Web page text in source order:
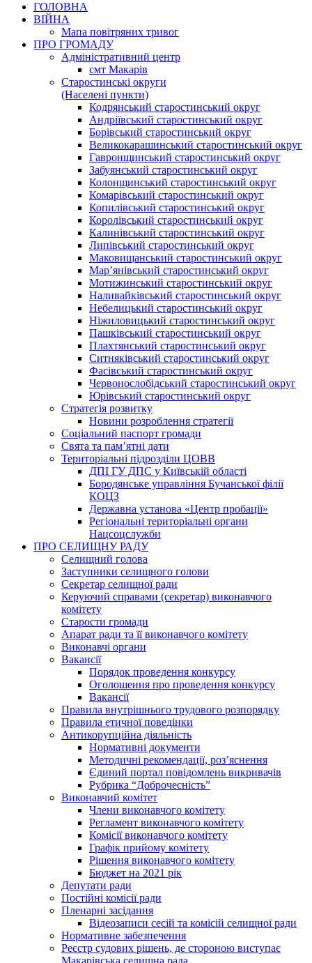
ГОЛОВНА
ВІЙНА
Мапа повітряних тривог
ПРО ГРОМАДУ
Aдміністративний центр
смт Макарів
Старостинські округи
(Населені пункти)
Кодрянський старостинський округ
Андріївський старостинський округ
Борівський старостинський округ
Великокарашинський старостинський округ
Гавронщинський старостинський округ
Забуянський старостинський округ
Колонщинський старостинський округ
Комарівський старостинський округ
Копилівський старостинський округ
Королівський старостинський округ
Калинівський старостинський округ
Липівський старостинський округ
Маковищанський старостинський округ
Мар’янівський старостинський округ
Мотижинський старостинський округ
Наливайківський старостинський округ
Небелицький старостинський округ
Ніжиловицький старостинський округ
Пашківський старостинський округ
Плахтянський старостинський округ
Ситняківський старостинський округ
Фасівський старостинський округ
Червонослобідський старостинський округ
Юрівський старостинський округ
Стратегія розвитку
Новини розроблення стратегії
Соціальний паспорт громади
Свята та пам’ятні дати
Територіальні підрозділи ЦОВВ
ДПІ ГУ ДПС у Київській області
Бородянське управління Бучанської філії
КОЦЗ
Державна установа «Центр пробації»
Регіональні територіальні органи
Нацсоцслужби
ПРО СЕЛИЩНУ РАДУ
Селищний голова
Заступники селищного голови
Секретар селищної ради
Керуючий справами (секретар) виконавчого
комітету
Старости громади
Апарат ради та її виконавчого комітету
Виконавчі органи
Вакансії
Порядок проведення конкурсу
Оголошення про проведення конкурсу
Вакансії
Правила внутрішнього трудового розпорядку
Правила етичної поведінки
Антикорупційна діяльність
Нормативні документи
Методичні рекомендації, роз’яснення
Єдиний портал повідомлень викривачів
Рубрика “Доброчесність”
Виконавчий комітет
Члени виконавчого комітету
Регламент виконавчого комітету
Комісії виконавчого комітету
Графік прийому комітету
Рішення виконавчого комітету
Бюджет на 2021 рік
Депутати ради
Постійні комісії ради
Пленарні засідання
Відеозаписи сесій та комісій селищної ради
Нормативне забезпечення
Реєстр судових рішень, де стороною виступає
Макарівська селищна рада